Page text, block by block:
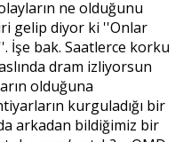
ne olduğunu
gelip diyor ki ''Onlar
İşe bak. Saatlerce korku
dram izliyorsun
olduğuna
kurguladığı bir
arkadan bildiğimiz bir